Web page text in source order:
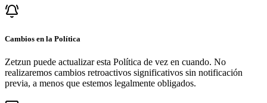
Cambios en la Política
Zetzun puede actualizar esta Política de vez en cuando. No
realizaremos cambios retroactivos significativos sin notificación
previa, a menos que estemos legalmente obligados.